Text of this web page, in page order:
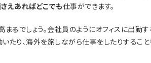
えあればどこでも仕事ができます。
まるでしょう。会社員のようにオフィスに出
たり、海外を旅しながら仕事をしたりすること